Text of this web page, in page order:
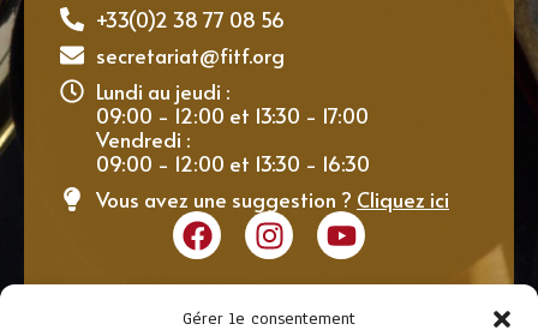
Gérer le consentement
+33(0)2 38 77 08 56
secretariat@fitf.org
Lundi au jeudi :
09:00 - 12:00 et 13:30 - 17:00
Vendredi :
09:00 - 12:00 et 13:30 - 16:30
Vous avez une suggestion ? Cliquez ici